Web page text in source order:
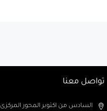
تواصل معنا
السادس من اكتوبر المحور المركزى ٢ أبراج الشركة العالمية (ابراج عزيز ميخائيل) – الدور 2 مكتب رتاج